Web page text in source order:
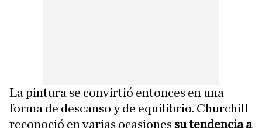
La pintura se convirtió entonces en una
forma de descanso y de equilibrio. Churchill
reconoció en varias ocasiones su tendencia a